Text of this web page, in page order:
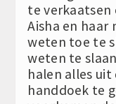
te verkaatsen
Aisha en haar
weten toe te
weten te
halen alles uit
handdoek te